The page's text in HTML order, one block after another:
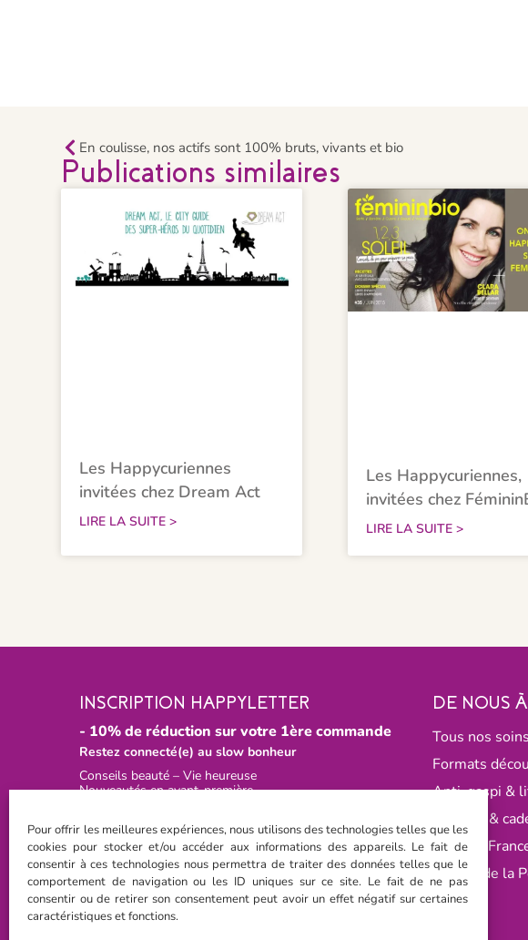
Pour offrir les meilleures expériences, nous utilisons des technologies telles que les
cookies pour stocker et/ou accéder aux informations des appareils. Le fait de
consentir à ces technologies nous permettra de traiter des données telles que le
comportement de navigation ou les ID uniques sur ce site. Le fait de ne pas
consentir ou de retirer son consentement peut avoir un effet négatif sur certaines
caractéristiques et fonctions.
En coulisse, nos actifs sont 100% bruts, vivants et bio
Publications similaires
Les Happycuriennes
invitées chez Dream Act
LIRE LA SUITE >
Les Happycuriennes,
invitées chez
LIRE LA SUITE >
INSCRIPTION HAPPYLETTER
- 10% de réduction sur votre 1ère commande
Restez connecté(e) au slow bonheur
Conseils beauté – Vie heureuse
Nouveautés en avant-première
J'ai lu, j'accepte laPolitique de Confidentialité
Je m'inscris
DE NOUS
Tous nos soins
Formats
Anti-gaspi &
Coffrets &
Made in
L’École de la